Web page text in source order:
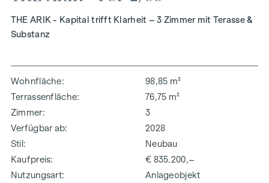
THE ARIK - Kapital trifft Klarheit – 3 Zimmer mit Terasse &
Substanz
Wohnfläche
98,85 m²
Terrassenfläche
76,75 m²
Zimmer
3
Verfügbar ab
2028
Stil
Neubau
Kaufpreis
€ 835.200,–
Nutzungsart
Anlageobjekt